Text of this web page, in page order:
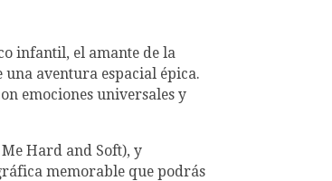
infantil, el amante de la
aventura espacial épica.
emociones universales y
Hard and Soft), y
memorable que podrás